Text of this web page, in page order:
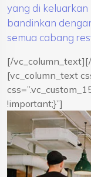
yang di
bandinkan
semua cabang
[/
[vc_column_text
!important;}”]